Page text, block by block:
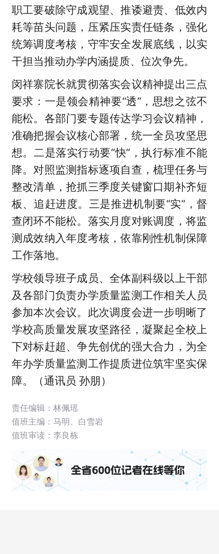
职工要破除守成观望、推诿避责、低效内
耗等苗头问题，压紧压实责任链条，强化
统筹调度考核，守牢安全发展底线，以实
干担当推动办学内涵提质、位次争先。
闵祥寨院长就贯彻落实会议精神提出三点
要求：一是领会精神要“透”，思想之弦不
能松。各部门要专题传达学习会议精神，
准确把握会议核心部署，统一全员攻坚思
想。二是落实行动要“快”，执行标准不能
降。对照监测指标逐项自查，梳理任务与
整改清单，抢抓三季度关键窗口期补齐短
板、追赶进度。三是推进机制要“实”，督
查闭环不能松。落实月度对账调度，将监
测成效纳入年度考核，依靠刚性机制保障
工作落地。
学校领导班子成员、全体副科级以上干部
及各部门负责办学质量监测工作相关人员
参加本次会议。此次调度会进一步明晰了
学校高质量发展攻坚路径，凝聚起全校上
下对标赶超、争先创优的强大合力，为全
年办学质量监测工作提质进位筑牢坚实保
障。（通讯员 孙朋）
责任编辑：林佩瑶
值班主编： 马明 、 白雪岩
值班审读：李良栋